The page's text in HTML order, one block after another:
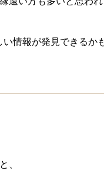
情報が発見できるか
、